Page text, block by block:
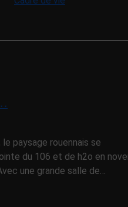
paysage rouennais se
du 106 et de h2o en
une grande salle de…